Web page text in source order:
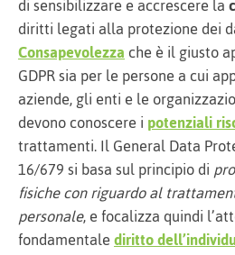
diritti legati alla protezione dei
Consapevolezzache è il giusto
GDPR sia per le persone a cui
aziende, gli enti e le
devono conoscere ipotenziali
trattamenti. Il General Data
16/679 si basa sul principio di
fisiche con riguardo al
personale, e focalizza quindi
fondamentalediritto